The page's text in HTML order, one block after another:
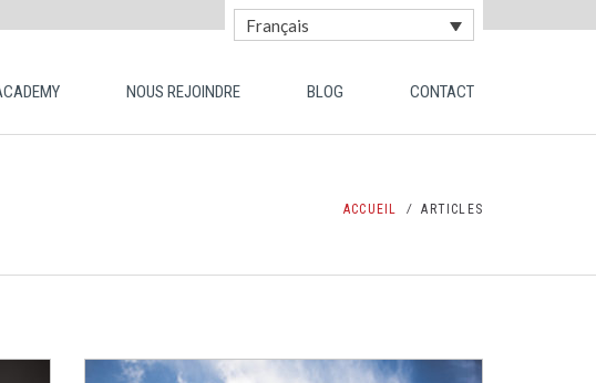
Français
NOUS REJOINDRE BLOG CONTACT
ACCUEIL ARTICLES